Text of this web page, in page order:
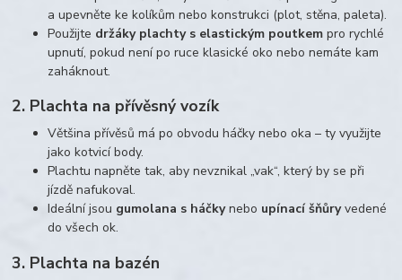
a upevněte ke kolíkům nebo konstrukci (plot, stěna, paleta).
Použijte držáky plachty s elastickým poutkem pro rychlé
upnutí, pokud není po ruce klasické oko nebo nemáte kam
zaháknout.
2. Plachta na přívěsný vozík
Většina přívěsů má po obvodu háčky nebo oka – ty využijte
jako kotvicí body.
Plachtu napněte tak, aby nevznikal „vak“, který by se při
jízdě nafukoval.
Ideální jsou gumolana s háčkynebo upínací šňůryvedené
do všech ok.
3. Plachta na bazén